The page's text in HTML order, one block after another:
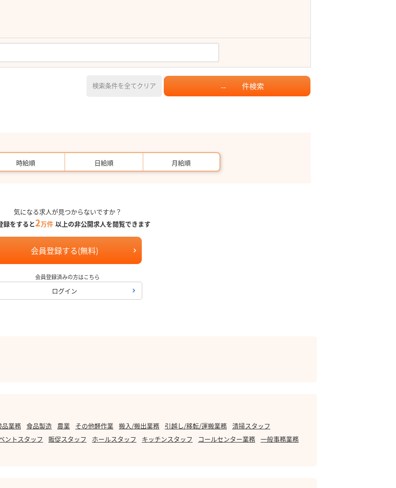
検索条件を全てクリア -- 件検索
時給順 日給順 月給順
気になる求人が見つからないですか？
録をすると2万件 以上の非公開求人を閲覧できます
会員登録する(無料)
会員登録済みの方はこちら
ログイン
品業務 食品製造 農業 その他軽作業 搬入/搬出業務 引越し/移転/運搬業務 清掃スタッフ
ントスタッフ 販促スタッフ ホールスタッフ キッチンスタッフ コールセンター業務 一般事務業務